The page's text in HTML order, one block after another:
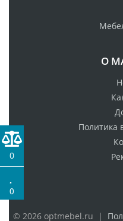
О
Политика
© 2026 optmebel.ru |
0
0